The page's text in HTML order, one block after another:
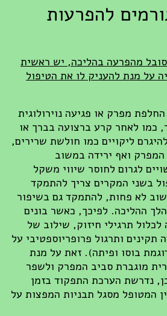
להפרעות
מהפרעה בהליכה, יש ראשית
על מנת להעניק לו את הטיפול
מפרק או פגיעה נוירולוגית
כמו לאחר קרע ברצועה בברך או
ליקויים כמו חולשת שרירים,
ואף ירידה במשוב
לגרום לחוסר שיווי משקל
בשני המקרים צריך להתמקד
לא פחות, להתמקד גם בשיפור
ההליכה. לפיכך, כאשר בונים
לכלול תרגילי חיזוק, שילוב של
תקינים ותרגול פרופריוספטיבי על
בוסו ופיתה). זאת על מנת
מוגברת סביב המפרק ולשפר
נדרשת הערכת התפקוד בזמן
המטופל מסגל תבניות המפצות על